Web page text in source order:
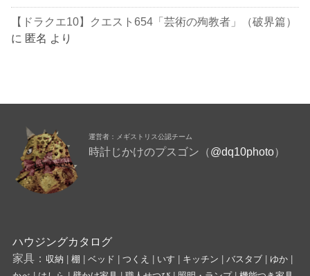
【ドラクエ10】クエスト654「芸術の殉教者」（破界篇）
に 匿名 より
運営者：メギストリス公認チーム
時計じかけのプスゴン（@dq10photo）
ハウジングカタログ
家具： 収納 棚 ベッド つくえ いす キッチン バスタブ| ゆか|